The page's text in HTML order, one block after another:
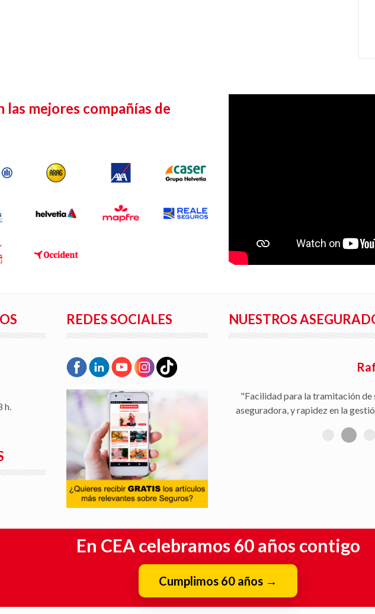
las mejores compañías de
h.
REDES SOCIALES NUESTROS
"Facilidad para la tramitación de
aseguradora, y rapidez en la
En CEA celebramos 60 años contigo
Cumplimos 60 años →